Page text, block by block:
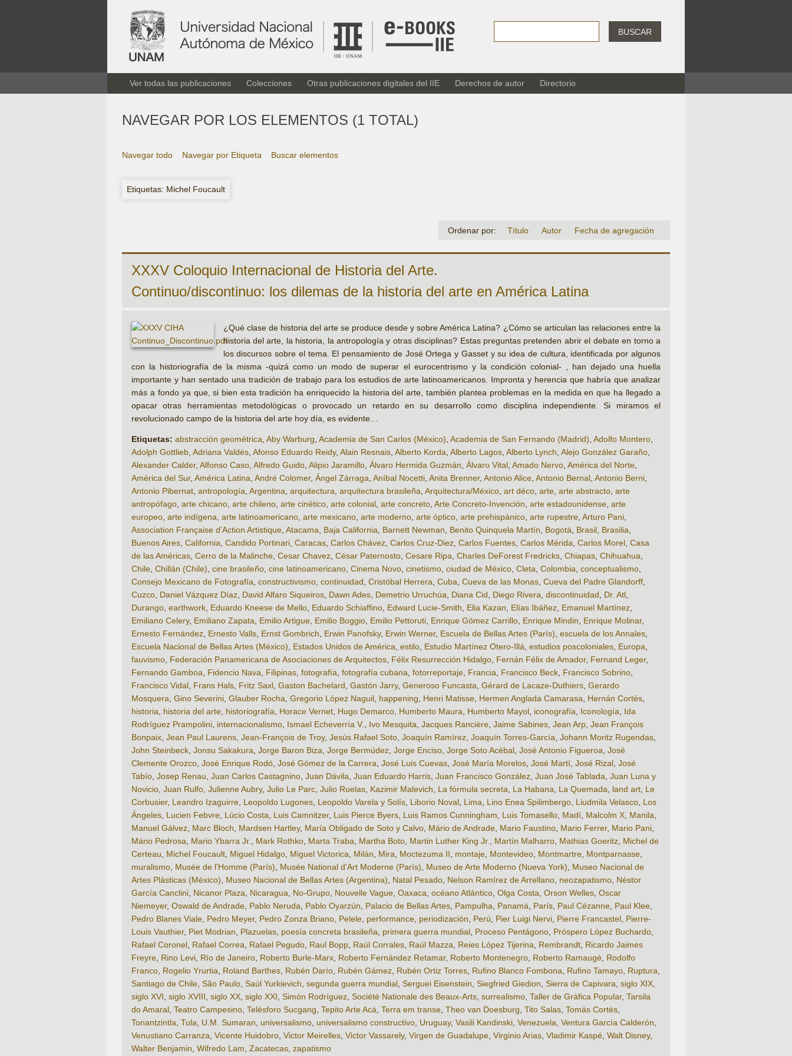
BUSCAR
Ver todas las publicaciones Colecciones Otras publicaciones digitales del IIE Derechos de autor Directorio
NAVEGAR POR LOS ELEMENTOS (1 TOTAL)
Navegar todo Navegar por Etiqueta Buscar elementos
Etiquetas: Michel Foucault
Ordenar por: Título Autor Fecha de agregación
XXXV Coloquio Internacional de Historia del Arte.
Continuo/discontinuo: los dilemas de la historia del arte en América Latina
¿Qué clase de historia del arte se produce desde y sobre América Latina? ¿Cómo se articulan las relaciones entre la
historia del arte, la historia, la antropología y otras disciplinas? Estas preguntas pretenden abrir el debate en torno a
los discursos sobre el tema. El pensamiento de José Ortega y Gasset y su idea de cultura, identificada por algunos
con la historiografía de la misma -quizá como un modo de superar el eurocentrismo y la condición colonial- , han dejado una huella
importante y han sentado una tradición de trabajo para los estudios de arte latinoamericanos. Impronta y herencia que habría que analizar
más a fondo ya que, si bien esta tradición ha enriquecido la historia del arte, también plantea problemas en la medida en que ha llegado a
opacar otras herramientas metodológicas o provocado un retardo en su desarrollo como disciplina independiente. Si miramos el
revolucionado campo de la historia del arte hoy día, es evidente…
Etiquetas: abstracción geométrica, Aby Warburg, Academia de San Carlos (México), Academia de San Fernando (Madrid), Adolfo Montero,
Adolph Gottlieb, Adriana Valdés, Afonso Eduardo Reidy, Alain Resnais, Alberto Korda, Alberto Lagos, Alberto Lynch, Alejo González Garaño,
Alexander Calder, Alfonso Caso, Alfredo Guido, Alipio Jaramillo, Álvaro Hermida Guzmán, Álvaro Vital, Amado Nervo, América del Norte,
América del Sur, América Latina, André Colomer, Ángel Zárraga, Aníbal Nocetti, Anita Brenner, Antonio Alice, Antonio Bernal, Antonio Berni,
Antonio Pibernat, antropología, Argentina, arquitectura, arquitectura brasileña, Arquitectura/México, art déco, arte, arte abstracto, arte
antropófago, arte chicano, arte chileno, arte cinético, arte colonial, arte concreto, Arte Concreto-Invención, arte estadounidense, arte
europeo, arte indígena, arte latinoamericano, arte mexicano, arte moderno, arte óptico, arte prehispánico, arte rupestre, Arturo Pani,
Association Française d’Action Artistique, Atacama, Baja California, Barnett Newman, Benito Quinquela Martín, Bogotá, Brasil, Brasilia,
Buenos Aires, California, Candido Portinari, Caracas, Carlos Chávez, Carlos Cruz-Diez, Carlos Fuentes, Carlos Mérida, Carlos Morel, Casa
de las Américas, Cerro de la Malinche, Cesar Chavez, César Paternosto, Cesare Ripa, Charles DeForest Fredricks, Chiapas, Chihuahua,
Chile, Chillán (Chile), cine brasileño, cine latinoamericano, Cinema Novo, cinetismo, ciudad de México, Cleta, Colombia, conceptualismo,
Consejo Mexicano de Fotografía, constructivismo, continuidad, Cristóbal Herrera, Cuba, Cueva de las Monas, Cueva del Padre Glandorff,
Cuzco, Daniel Vázquez Díaz, David Alfaro Siqueiros, Dawn Ades, Demetrio Urruchúa, Diana Cid, Diego Rivera, discontinuidad, Dr. Atl,
Durango, earthwork, Eduardo Kneese de Mello, Eduardo Schiaffino, Edward Lucie-Smith, Elia Kazan, Elías Ibáñez, Emanuel Martínez,
Emiliano Celery, Emiliano Zapata, Emilio Artigue, Emilio Boggio, Emilio Pettoruti, Enrique Gómez Carrillo, Enrique Mindin, Enrique Molinar,
Ernesto Fernández, Ernesto Valls, Ernst Gombrich, Erwin Panofsky, Erwin Werner, Escuela de Bellas Artes (París), escuela de los Annales,
Escuela Nacional de Bellas Artes (México), Estados Unidos de América, estilo, Estudio Martínez Otero-Illá, estudios poscoloniales, Europa,
fauvismo, Federación Panamericana de Asociaciones de Arquitectos, Félix Resurrección Hidalgo, Fernán Félix de Amador, Fernand Leger,
Fernando Gamboa, Fidencio Nava, Filipinas, fotografía, fotografía cubana, fotorreportaje, Francia, Francisco Beck, Francisco Sobrino,
Francisco Vidal, Frans Hals, Fritz Saxl, Gaston Bachelard, Gastón Jarry, Generoso Funcasta, Gérard de Lacaze-Duthiers, Gerardo
Mosquera, Gino Severini, Glauber Rocha, Gregorio López Naguil, happening, Henri Matisse, Hermen Anglada Camarasa, Hernán Cortés,
historia, historia del arte, historiografía, Horace Vernet, Hugo Demarco, Humberto Maura, Humberto Mayol, iconografía, Iconología, Ida
Rodríguez Prampolini, internacionalismo, Ismael Echeverría V., Ivo Mesquita, Jacques Rancière, Jaime Sabines, Jean Arp, Jean François
Bonpaix, Jean Paul Laurens, Jean-François de Troy, Jesús Rafael Soto, Joaquín Ramírez, Joaquín Torres-García, Johann Moritz Rugendas,
John Steinbeck, Jonsu Sakakura, Jorge Baron Biza, Jorge Bermúdez, Jorge Enciso, Jorge Soto Acébal, José Antonio Figueroa, José
Clemente Orozco, José Enrique Rodó, José Gómez de la Carrera, José Luis Cuevas, José María Morelos, José Martí, José Rizal, José
Tabío, Josep Renau, Juan Carlos Castagnino, Juan Dávila, Juan Eduardo Harris, Juan Francisco González, Juan José Tablada, Juan Luna y
Novicio, Juan Rulfo, Julienne Aubry, Julio Le Parc, Julio Ruelas, Kazimir Malevich, La fórmula secreta, La Habana, La Quemada, land art, Le
Corbusier, Leandro Izaguirre, Leopoldo Lugones, Leopoldo Varela y Solís, Liborio Noval, Lima, Lino Enea Spilimbergo, Liudmila Velasco, Los
Ángeles, Lucien Febvre, Lúcio Costa, Luis Camnitzer, Luis Pierce Byers, Luis Ramos Cunningham, Luis Tomasello, Madí, Malcolm X, Manila,
Manuel Gálvez, Marc Bloch, Mardsen Hartley, María Obligado de Soto y Calvo, Mário de Andrade, Mario Faustino, Mario Ferrer, Mario Pani,
Mário Pedrosa, Mario Ybarra Jr., Mark Rothko, Marta Traba, Martha Boto, Martin Luther King Jr., Martín Malharro, Mathias Goeritz, Michel de
Certeau, Michel Foucault, Miguel Hidalgo, Miguel Victorica, Milán, Mira, Moctezuma II, montaje, Montevideo, Montmartre, Montparnasse,
muralismo, Musée de l’Homme (París), Musée National d’Art Moderne (París), Museo de Arte Moderno (Nueva York), Museo Nacional de
Artes Plásticas (México), Museo Nacional de Bellas Artes (Argentina), Natal Pesado, Nelson Ramírez de Arrellano, neozapatismo, Néstor
García Canclini, Nicanor Plaza, Nicaragua, No-Grupo, Nouvelle Vague, Oaxaca, océano Atlántico, Olga Costa, Orson Welles, Oscar
Niemeyer, Oswald de Andrade, Pablo Neruda, Pablo Oyarzún, Palacio de Bellas Artes, Pampulha, Panamá, París, Paul Cézanne, Paul Klee,
Pedro Blanes Viale, Pedro Meyer, Pedro Zonza Briano, Pelele, performance, periodización, Perú, Pier Luigi Nervi, Pierre Francastel, Pierre-
Louis Vauthier, Piet Modrian, Plazuelas, poesía concreta brasileña, primera guerra mundial, Proceso Pentágono, Próspero López Buchardo,
Rafael Coronel, Rafael Correa, Rafael Pegudo, Raul Bopp, Raúl Corrales, Raúl Mazza, Reies López Tijerina, Rembrandt, Ricardo Jaimes
Freyre, Rino Levi, Río de Janeiro, Roberto Burle-Marx, Roberto Fernández Retamar, Roberto Montenegro, Roberto Ramaugé, Rodolfo
Franco, Rogelio Yrurtia, Roland Barthes, Rubén Darío, Rubén Gámez, Rubén Ortiz Torres, Rufino Blanco Fombona, Rufino Tamayo, Ruptura,
Santiago de Chile, São Paulo, Saúl Yurkievich, segunda guerra mundial, Serguei Eisenstein, Siegfried Giedion, Sierra de Capivara, siglo XIX,
siglo XVI, siglo XVIII, siglo XX, siglo XXI, Simón Rodríguez, Société Nationale des Beaux-Arts, surrealismo, Taller de Gráfica Popular, Tarsila
do Amaral, Teatro Campesino, Telésforo Sucgang, Tepito Arte Acá, Terra em transe, Theo van Doesburg, Tito Salas, Tomás Cortés,
Tonantzintla, Tula, U.M. Sumaran, universalismo, universalismo constructivo, Uruguay, Vasili Kandinski, Venezuela, Ventura García Calderón,
Venustiano Carranza, Vicente Huidobro, Victor Meirelles, Victor Vassarely, Virgen de Guadalupe, Virginio Arias, Vladimir Kaspé, Walt Disney,
Walter Benjamin, Wifredo Lam, Zacatecas, zapatismo